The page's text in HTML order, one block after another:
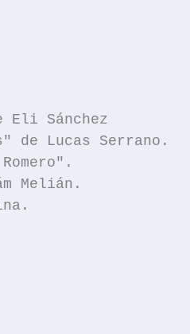
Eli Sánchez
de Lucas Serrano.
Melián.